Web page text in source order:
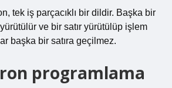
tek iş parçacıklı bir dildir. Başka bir
ve bir satır yürütülüp işlem
başka bir satıra geçilmez.
programlama